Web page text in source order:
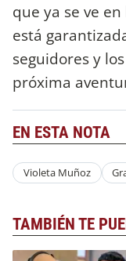
que ya se ve
está
seguidores y
próxima
EN ESTA NOTA
Violeta Muñoz
TAMBIÉN TE